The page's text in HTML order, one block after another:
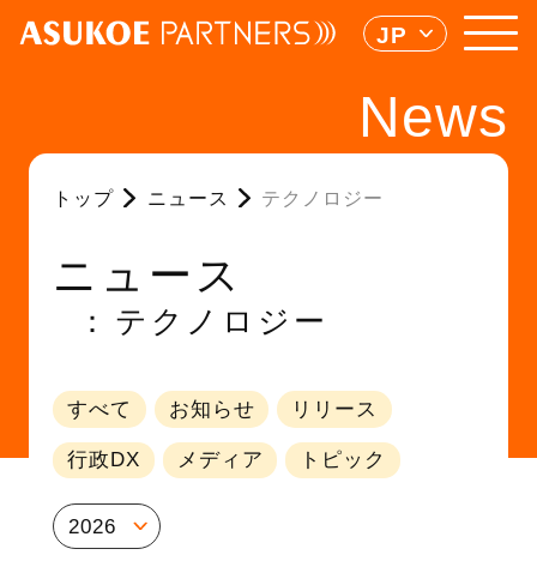
JP
News
トップ ニュース テクノロジー
ニュース
テクノロジー
すべて お知らせ リリース
行政DX メディア トピック
2026